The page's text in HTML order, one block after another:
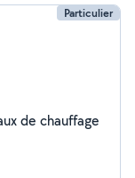
Particulier
de chauffage